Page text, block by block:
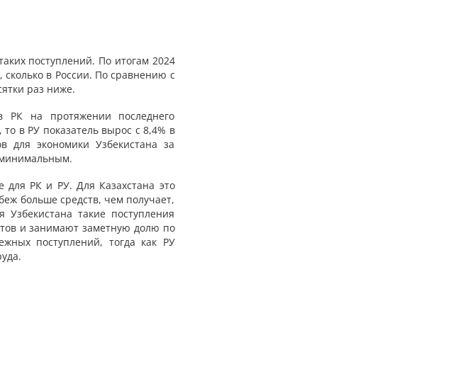
поступлений. По итогам 2024
в России. По сравнению с
раз ниже.
РК на протяжении последнего
в РУ показатель вырос с 8,4% в
для экономики Узбекистана за
минимальным.
РК и РУ. Для Казахстана это
больше средств, чем получает,
такие поступления
и занимают заметную долю по
поступлений, тогда как РУ